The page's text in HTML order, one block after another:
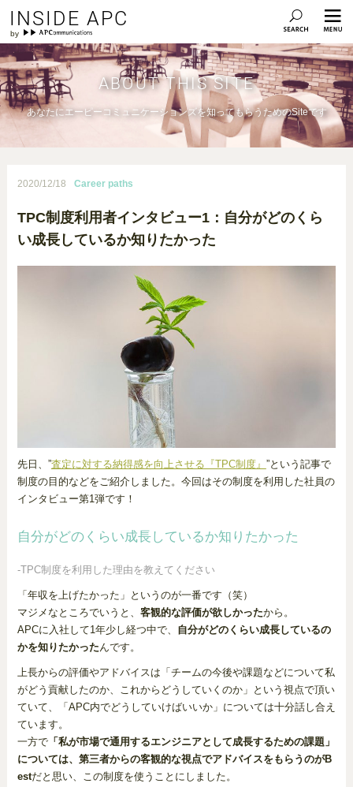
INSIDE APC
ABOUT THIS SITE
あなたにエーピーコミュニケーションズを知ってもらうためのSiteです
2020/12/18 Career paths
TPC制度利用者インタビュー1：自分がどのくら
い成長しているか知りたかった
先日、”査定に対する納得感を向上させる『TPC制度』 ”という記事で
制度の目的などをご紹介しました。今回はその制度を利用した社員の
インタビュー第1弾です！
自分がどのくらい成長しているか知りたかった
-TPC制度を利用した理由を教えてください
「年収を上げたかった」というのが一番です（笑）
マジメなところでいうと、 客観的な評価が欲しかったから。
APCに入社して1年少し経つ中で、 自分がどのくらい成長しているの
かを知りたかったんです。
上長からの評価やアドバイスは「チームの今後や課題などについて私
がどう貢献したのか、これからどうしていくのか」という視点で頂い
ていて、「APC内でどうしていけばいいか」については十分話し合え
ています。
一方で「私が市場で通用するエンジニアとして成長するための課題」
については、第三者からの客観的な視点でアドバイスをもらうのがB
estだと思い、この制度を使うことにしました。